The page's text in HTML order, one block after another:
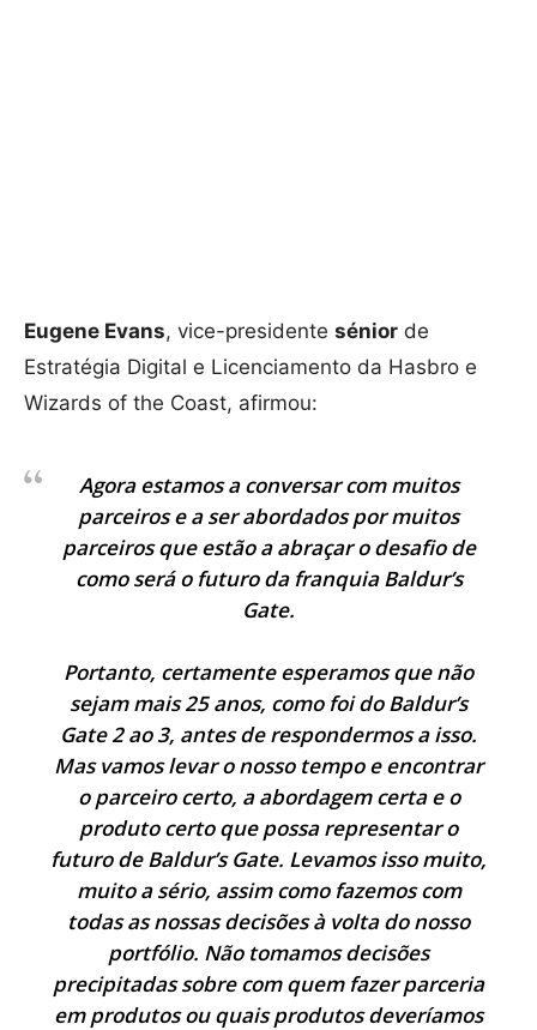
Eugene Evans, vice-presidente sénior de
Estratégia Digital e Licenciamento da Hasbro e
Wizards of the Coast, afirmou:
Agora estamos a conversar com muitos
parceiros e a ser abordados por muitos
parceiros que estão a abraçar o desafio de
como será o futuro da franquia Baldur’s
Gate.
Portanto, certamente esperamos que não
sejam mais 25 anos, como foi do Baldur’s
Gate 2 ao 3, antes de respondermos a isso.
Mas vamos levar o nosso tempo e encontrar
o parceiro certo, a abordagem certa e o
produto certo que possa representar o
futuro de Baldur’s Gate. Levamos isso muito,
muito a sério, assim como fazemos com
todas as nossas decisões à volta do nosso
portfólio. Não tomamos decisões
precipitadas sobre com quem fazer parceria
em produtos ou quais produtos deveríamos